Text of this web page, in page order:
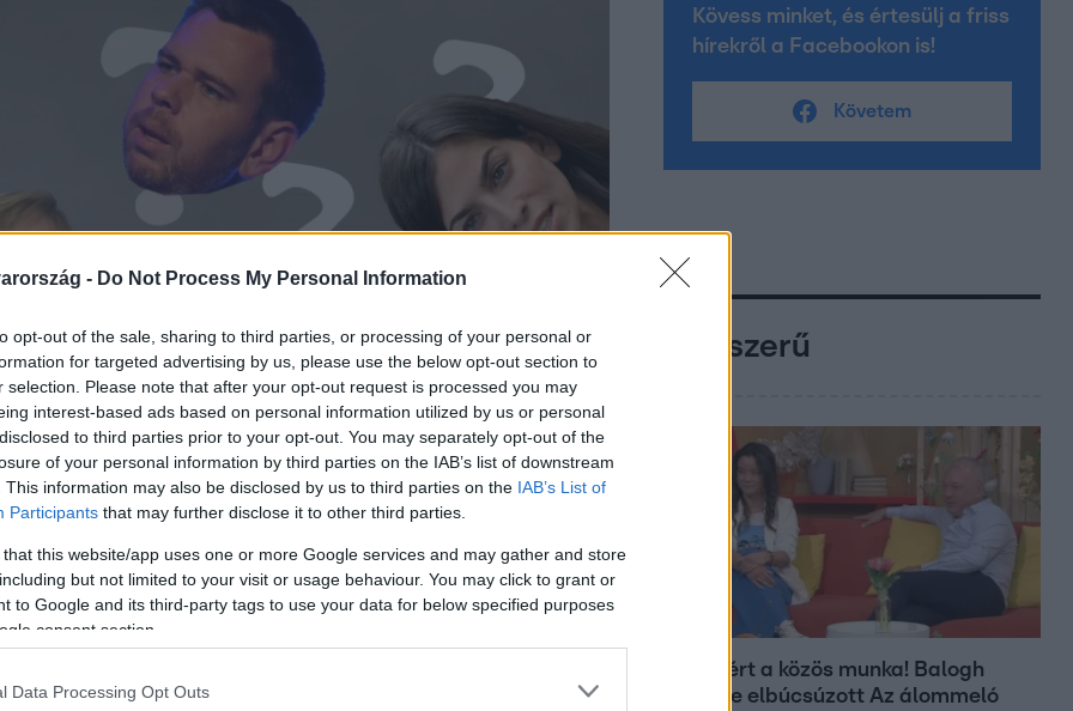
- Do Not Process My Personal Information
opt-out of the sale, sharing to third parties, or processing of your personal or
for targeted advertising by us, please use the below opt-out section to
selection. Please note that after your opt-out request is processed you may
interest-based ads based on personal information utilized by us or personal
to third parties prior to your opt-out. You may separately opt-out of the
of your personal information by third parties on the IAB’s list of downstream
This information may also be disclosed by us to third parties on the IAB’s List of
Participants that may further disclose it to other third parties.
that this website/app uses one or more Google services and may gather and store
but not limited to your visit or usage behaviour. You may click to grant or
to Google and its third-party tags to use your data for below specified purposes
consent section.
Data Processing Opt Outs
Kövess minket, és értesülj a friss
hírekről a Facebookon is!
Követem
Népszerű
Véget ért a közös munka! Balogh
Levente elbúcsúzott Az álommeló